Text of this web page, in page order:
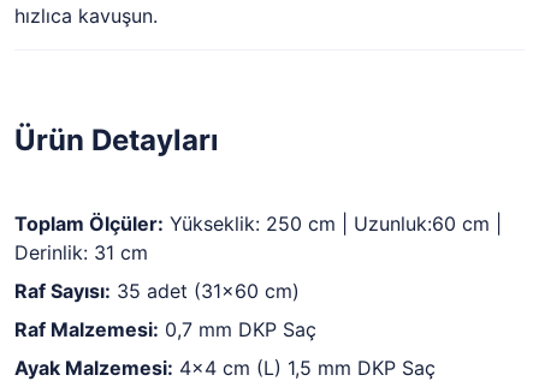
hızlıca kavuşun.
Ürün Detayları
Toplam Ölçüler: Yükseklik: 250 cm | Uzunluk:60 cm |
Derinlik: 31 cm
Raf Sayısı: 35 adet (31x60 cm)
Raf Malzemesi: 0,7 mm DKP Saç
Ayak Malzemesi: 4x4 cm (L) 1,5 mm DKP Saç